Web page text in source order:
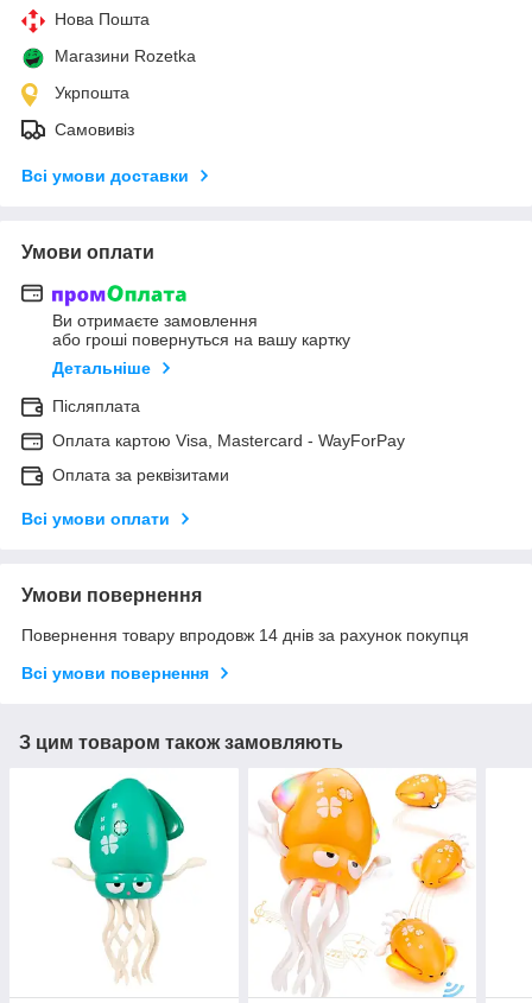
Нова Пошта
Магазини Rozetka
Укрпошта
Самовивіз
Всі умови доставки
Умови оплати
Ви отримаєте замовлення
або гроші повернуться на вашу картку
Детальніше
Післяплата
Оплата картою Visa, Mastercard - WayForPay
Оплата за реквізитами
Всі умови оплати
Умови повернення
Повернення товару впродовж 14 днів за рахунок покупця
Всі умови повернення
З цим товаром також замовляють